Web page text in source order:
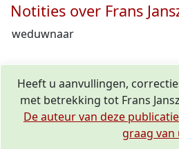
Notities over Frans
weduwnaar
Heeft u aanvullingen,
met betrekking tot Frans
De auteur van deze
graag van